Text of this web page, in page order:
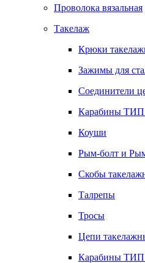
Проволока вязальная
Такелаж
Крюки
Зажимы для
Соединители
Карабины
Коуши
Рым-болт и
Скобы
Талрепы
Тросы
Цепи
Карабины ТИП